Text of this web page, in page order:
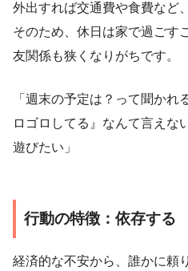
外出すれば交通費や食費など
そのため、休日は家で過ごす
友関係も狭くなりがちです。
「週末の予定は？って聞か
ロゴロしてる』なんて言えな
遊びたい」
行動の特徴：依存する
経済的な不安から、誰かに頼